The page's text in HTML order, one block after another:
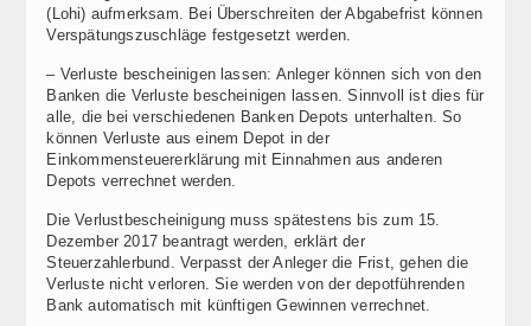
(Lohi) aufmerksam. Bei Überschreiten der Abgabefrist können
Verspätungszuschläge festgesetzt werden.
– Verluste bescheinigen lassen: Anleger können sich von den
Banken die Verluste bescheinigen lassen. Sinnvoll ist dies für
alle, die bei verschiedenen Banken Depots unterhalten. So
können Verluste aus einem Depot in der
Einkommensteuererklärung mit Einnahmen aus anderen
Depots verrechnet werden.
Die Verlustbescheinigung muss spätestens bis zum 15.
Dezember 2017 beantragt werden, erklärt der
Steuerzahlerbund. Verpasst der Anleger die Frist, gehen die
Verluste nicht verloren. Sie werden von der depotführenden
Bank automatisch mit künftigen Gewinnen verrechnet.